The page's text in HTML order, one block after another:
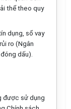
thể theo quy
dụng, sổ vay
ro (Ngân
dấu).
được sử dụng